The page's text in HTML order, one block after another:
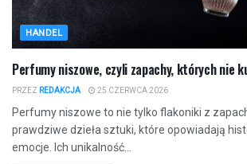
HANDEL
Perfumy niszowe, czyli zapachy, których nie
PRZEZ REDAKCJA 25 CZERWCA 2026
Perfumy niszowe to nie tylko flakoniki z
prawdziwe dzieła sztuki, które opowiadają
emocje. Ich unikalność...